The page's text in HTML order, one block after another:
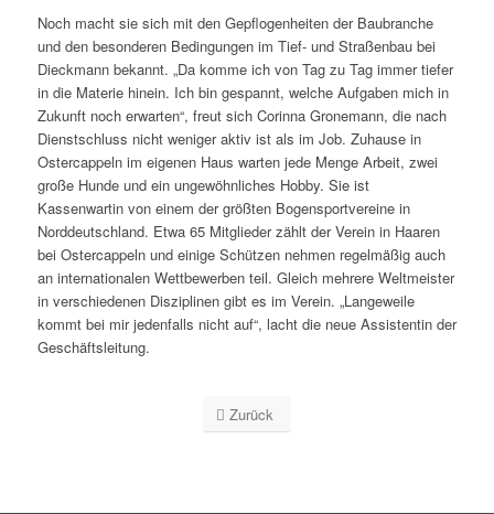
Noch macht sie sich mit den Gepflogenheiten der Baubranche
und den besonderen Bedingungen im Tief- und Straßenbau bei
Dieckmann bekannt. „Da komme ich von Tag zu Tag immer tiefer
in die Materie hinein. Ich bin gespannt, welche Aufgaben mich in
Zukunft noch erwarten“, freut sich Corinna Gronemann, die nach
Dienstschluss nicht weniger aktiv ist als im Job. Zuhause in
Ostercappeln im eigenen Haus warten jede Menge Arbeit, zwei
große Hunde und ein ungewöhnliches Hobby. Sie ist
Kassenwartin von einem der größten Bogensportvereine in
Norddeutschland. Etwa 65 Mitglieder zählt der Verein in Haaren
bei Ostercappeln und einige Schützen nehmen regelmäßig auch
an internationalen Wettbewerben teil. Gleich mehrere Weltmeister
in verschiedenen Disziplinen gibt es im Verein. „Langeweile
kommt bei mir jedenfalls nicht auf“, lacht die neue Assistentin der
Geschäftsleitung.
Zurück